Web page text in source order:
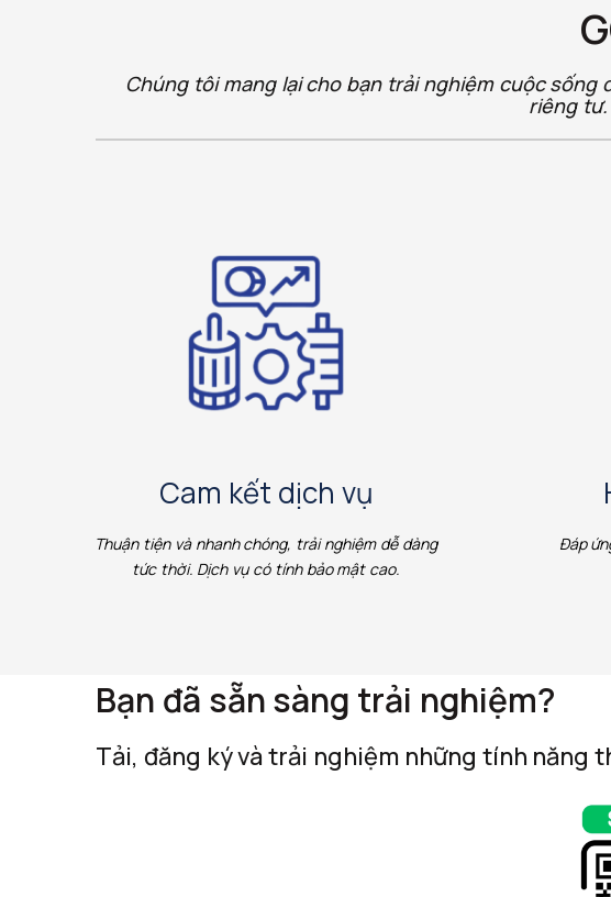
Chúng tôi mang lại cho bạn trải nghiệm cuộc
riêng
Cam kết dịch vụ
Thuận tiện và nhanh chóng, trải nghiệm dễ dàng
tức thời. Dịch vụ có tính bảo mật cao.
Đáp
Bạn đã sẵn sàng trải nghiệm?
Tải, đăng ký và trải nghiệm những tính năng